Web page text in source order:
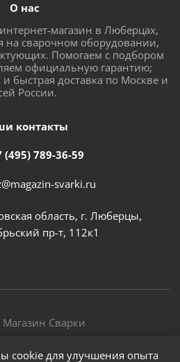
cookie для улучшения опыта
О нас
магазин в Люберцах,
на сварочном оборудовании,
Помогаем с подбором
официальную гарантию;
быстрая доставка по Москве и
России.
контакты
(495) 789-36-59
svarki.ru
область, г. Люберцы,
пр-т, 112к1
Сварки